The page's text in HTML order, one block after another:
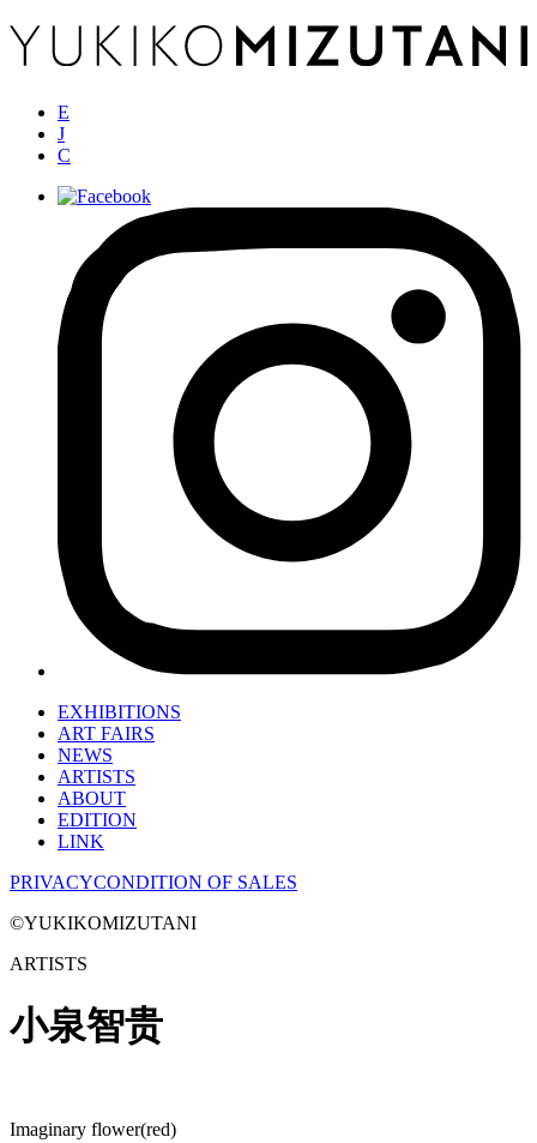
E
J
C
EXHIBITIONS
ART FAIRS
NEWS
ARTISTS
ABOUT
EDITION
LINK
PRIVACYCONDITION OF SALES
©YUKIKOMIZUTANI
ARTISTS
小泉智贵
Imaginary flower(red)